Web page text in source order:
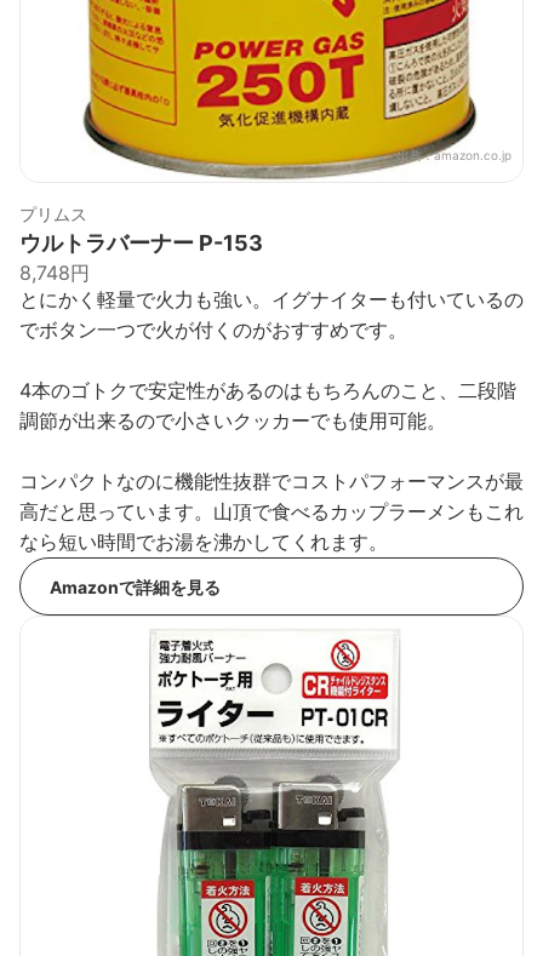
出典：amazon.co.jp
プリムス
ウルトラバーナー P-153
8,748円
とにかく軽量で火力も強い。イグナイターも付いているの
でボタン一つで火が付くのがおすすめです。
4本のゴトクで安定性があるのはもちろんのこと、二段階
調節が出来るので小さいクッカーでも使用可能。
コンパクトなのに機能性抜群でコストパフォーマンスが最
高だと思っています。山頂で食べるカップラーメンもこれ
なら短い時間でお湯を沸かしてくれます。
Amazonで詳細を見る